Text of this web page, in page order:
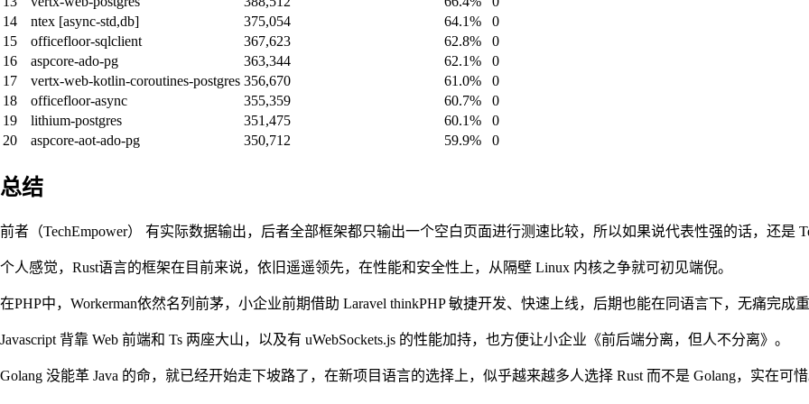
14
ntex [async-std,db] 375,054 64.1%
0
15
officefloor-sqlclient 367,623 62.8%
0
16
aspcore-ado-pg 363,344 62.1%
0
17
vertx-web-kotlin-coroutines-postgres 356,670 61.0%
0
18
officefloor-async 355,359 60.7%
0
19
lithium-postgres 351,475 60.1%
0
20
aspcore-aot-ado-pg 350,712 59.9% 0
总结
前者（TechEmpower） 有实际数据输出，后者全部框架都只输出一个空白页面进行测速比较，所以如果说代表性强的话，还是
个人感觉，Rust语言的框架在目前来说，依旧遥遥领先，在性能和安全性上，从隔壁 Linux 内核之争就可初见端倪。
在PHP中，Workerman依然名列前茅，小企业前期借助 Laravel thinkPHP 敏捷开发、快速上线，后期也能在同语言下，无痛完成重
Javascript 背靠 Web 前端和 Ts 两座大山，以及有 uWebSockets.js 的性能加持，也方便让小企业《前后端分离，但人不分离》。
Golang 没能革 Java 的命，就已经开始走下坡路了，在新项目语言的选择上，似乎越来越多人选择 Rust 而不是 Golang，实在可惜